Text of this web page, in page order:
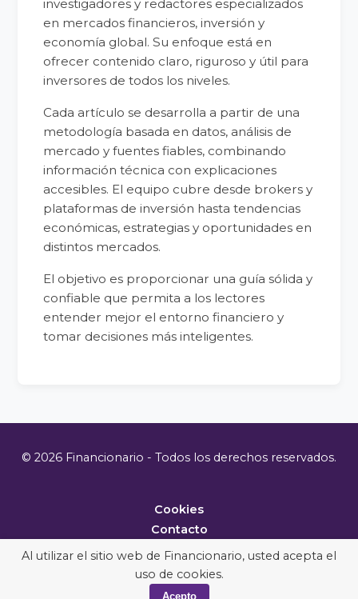
investigadores y redactores especializados
en mercados financieros, inversión y
economía global. Su enfoque está en
ofrecer contenido claro, riguroso y útil para
inversores de todos los niveles.
Cada artículo se desarrolla a partir de una
metodología basada en datos, análisis de
mercado y fuentes fiables, combinando
información técnica con explicaciones
accesibles. El equipo cubre desde brokers y
plataformas de inversión hasta tendencias
económicas, estrategias y oportunidades en
distintos mercados.
El objetivo es proporcionar una guía sólida y
confiable que permita a los lectores
entender mejor el entorno financiero y
tomar decisiones más inteligentes.
© 2026 Financionario - Todos los derechos reservados.
Cookies
Contacto
Metodología
Al utilizar el sitio web de Financionario, usted acepta el
uso de cookies.
Acepto